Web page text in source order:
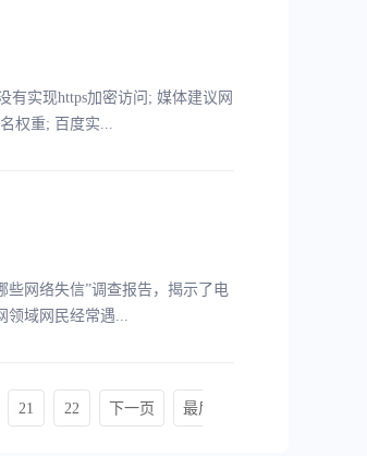
有实现https加密访问; 媒体建议网
权重; 百度实...
网络失信”调查报告，揭示了电
领域网民经常遇...
21 22 下一页 最后一页